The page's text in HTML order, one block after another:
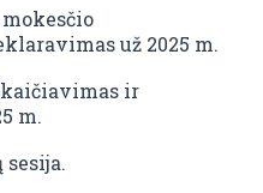
už 2025 m.
ir
m.